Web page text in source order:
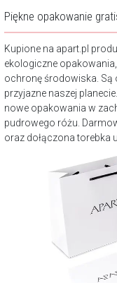
Piękne opakowanie
Kupione na apart.pl
ekologiczne
ochronę środowiska. Są
przyjazne naszej
nowe opakowania w
pudrowego różu.
oraz dołączona torebka